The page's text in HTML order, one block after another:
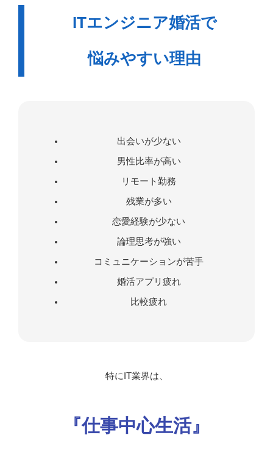
ITエンジニア婚活で
悩みやすい理由
出会いが少ない
男性比率が高い
リモート勤務
残業が多い
恋愛経験が少ない
論理思考が強い
コミュニケーションが苦手
婚活アプリ疲れ
比較疲れ
特にIT業界は、
『仕事中心生活』